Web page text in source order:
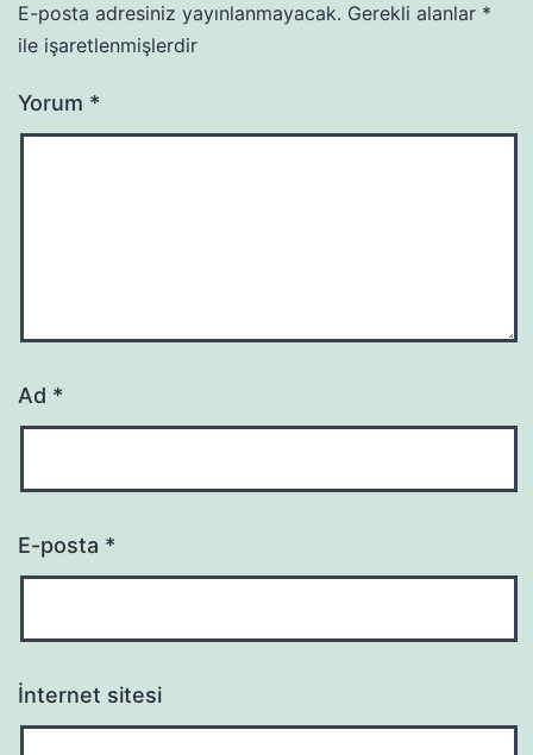
E-posta adresiniz yayınlanmayacak. Gerekli alanlar *
ile işaretlenmişlerdir
Yorum *
Ad *
E-posta *
İnternet sitesi